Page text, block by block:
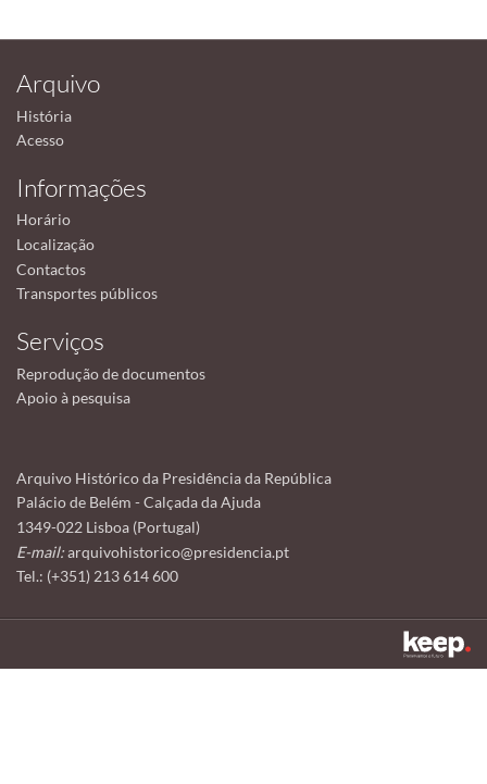
Arquivo
História
Acesso
Informações
Horário
Localização
Contactos
Transportes públicos
Serviços
Reprodução de documentos
Apoio à pesquisa
Arquivo Histórico da Presidência da República
Palácio de Belém - Calçada da Ajuda
1349-022 Lisboa (Portugal)
E-mail:arquivohistorico@presidencia.pt
Tel.: (+351) 213 614 600